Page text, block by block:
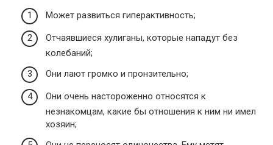
Может развиться гиперактивность;
Отчаявшиеся хулиганы, которые нападут без
колебаний;
Они лают громко и пронзительно;
Они очень настороженно относятся к
незнакомцам, какие бы отношения к ним ни имел
хозяин;